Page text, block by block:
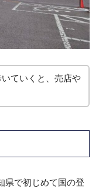
ていくと、売店や
県で初じめて国の登